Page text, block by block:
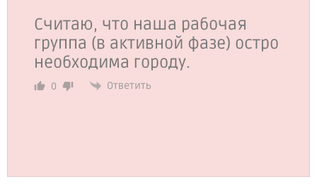
Считаю, что наша рабочая
группа (в активной фазе) остро
необходима городу.
0 Ответить